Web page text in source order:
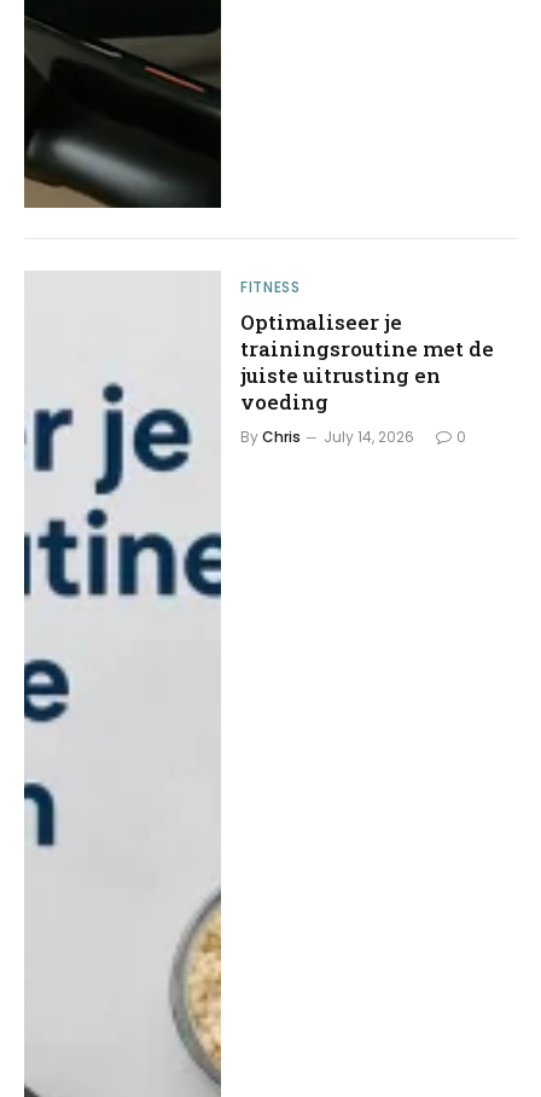
FITNESS
Optimaliseer je
trainingsroutine met de
juiste uitrusting en
voeding
ByChris July 14, 2026 0